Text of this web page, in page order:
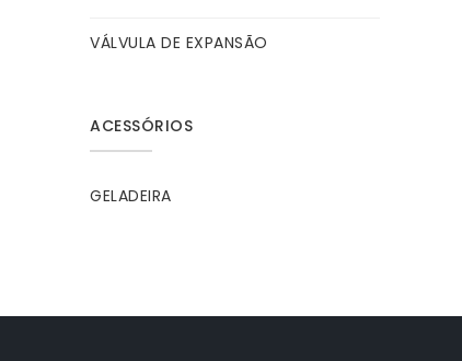
VÁLVULA DE EXPANSÃO
ACESSÓRIOS
GELADEIRA